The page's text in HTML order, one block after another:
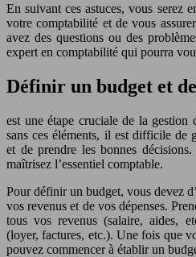
En suivant ces astuces, vous serez
votre comptabilité et de vous
avez des questions ou des
expert en comptabilité qui pourra
Définir un budget et
est une étape cruciale de la
sans ces éléments, il est difficile de
et de prendre les bonnes
maîtrisez l’essentiel comptable.
Pour définir un budget, vous devez
vos revenus et de vos dépenses.
tous vos revenus (salaire, aides,
(loyer, factures, etc.). Une fois que
pouvez commencer à établir un